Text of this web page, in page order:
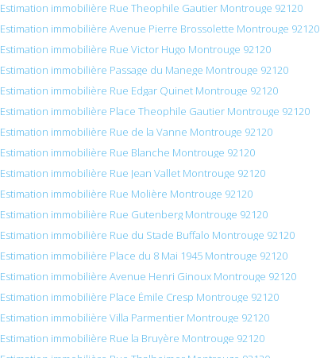
Estimation immobilière Rue Theophile Gautier Montrouge 92120
Estimation immobilière Avenue Pierre Brossolette Montrouge 92120
Estimation immobilière Rue Victor Hugo Montrouge 92120
Estimation immobilière Passage du Manege Montrouge 92120
Estimation immobilière Rue Edgar Quinet Montrouge 92120
Estimation immobilière Place Theophile Gautier Montrouge 92120
Estimation immobilière Rue de la Vanne Montrouge 92120
Estimation immobilière Rue Blanche Montrouge 92120
Estimation immobilière Rue Jean Vallet Montrouge 92120
Estimation immobilière Rue Molière Montrouge 92120
Estimation immobilière Rue Gutenberg Montrouge 92120
Estimation immobilière Rue du Stade Buffalo Montrouge 92120
Estimation immobilière Place du 8 Mai 1945 Montrouge 92120
Estimation immobilière Avenue Henri Ginoux Montrouge 92120
Estimation immobilière Place Émile Cresp Montrouge 92120
Estimation immobilière Villa Parmentier Montrouge 92120
Estimation immobilière Rue la Bruyère Montrouge 92120